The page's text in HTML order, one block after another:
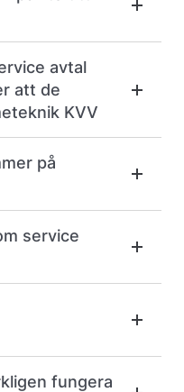
avtal
att de
KVV
på
service
fungera